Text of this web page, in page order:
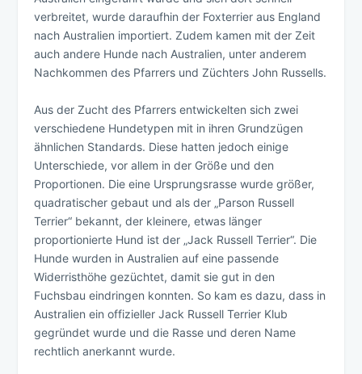
verbreitet, wurde daraufhin der Foxterrier aus England
nach Australien importiert. Zudem kamen mit der Zeit
auch andere Hunde nach Australien, unter anderem
Nachkommen des Pfarrers und Züchters John Russells.
Aus der Zucht des Pfarrers entwickelten sich zwei
verschiedene Hundetypen mit in ihren Grundzügen
ähnlichen Standards. Diese hatten jedoch einige
Unterschiede, vor allem in der Größe und den
Proportionen. Die eine Ursprungsrasse wurde größer,
quadratischer gebaut und als der „Parson Russell
Terrier“ bekannt, der kleinere, etwas länger
proportionierte Hund ist der „Jack Russell Terrier“. Die
Hunde wurden in Australien auf eine passende
Widerristhöhe gezüchtet, damit sie gut in den
Fuchsbau eindringen konnten. So kam es dazu, dass in
Australien ein offizieller Jack Russell Terrier Klub
gegründet wurde und die Rasse und deren Name
rechtlich anerkannt wurde.